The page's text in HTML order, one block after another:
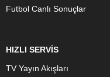
Futbol Canlı Sonuçlar
HIZLI SERVİS
TV Yayın Akışları